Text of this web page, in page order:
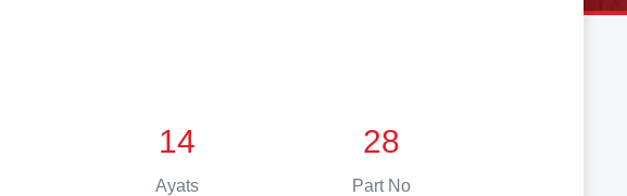
14
Ayats
28
Part No